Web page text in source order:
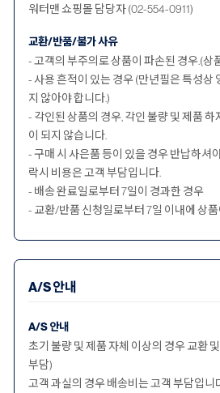
워터맨 쇼핑몰 담당자 (02-554-0911)
교환/반품/불가 사유
- 고객의 부주의로 상품이 파손된 경우.(상
- 사용 흔적이 있는 경우 (만년필은 특성상
지 않아야 합니다.)
- 각인된 상품의 경우, 각인 불량 및 제품
이 되지 않습니다.
- 구매 시 사은품 등이 있을 경우 반납하셔
락시 비용은 고객 부담입니다.
- 배송 완료일로부터 7일이 경과한 경우
- 교환/반품 신청일로부터 7일 이내에 상
A/S 안내
A/S 안내
초기 불량 및 제품 자체 이상의 경우 교환
부담)
고객 과실의 경우 배송비는 고객 부담입니